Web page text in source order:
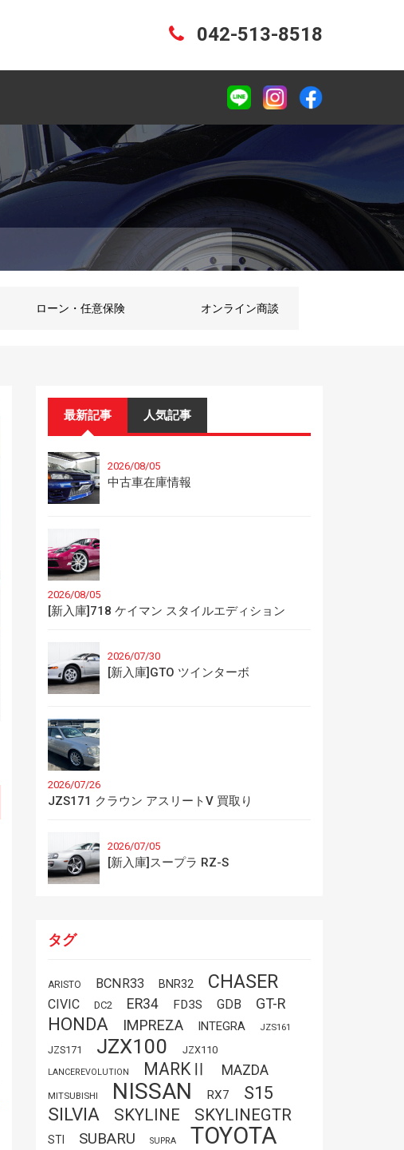
042-513-8518
ローン・任意保険 オンライン商談
最新記事 人気記事
2026/08/05
中古車在庫情報
2026/08/05
[新入庫]718 ケイマン スタイルエディション
2026/07/30
[新入庫]GTO ツインターボ
2026/07/26
JZS171 クラウン アスリートV 買取り
2026/07/05
[新入庫]スープラ RZ-S
タグ
ARISTO BCNR33 BNR32 CHASER
CIVIC DC2 ER34 FD3S GDB GT-R
HONDA IMPREZA INTEGRA JZS161
JZS171 JZX100 JZX110
LANCEREVOLUTION MARKⅡ MAZDA
MITSUBISHI NISSAN RX7 S15
SILVIA SKYLINE SKYLINEGTR
STI SUBARU SUPRA TOYOTA